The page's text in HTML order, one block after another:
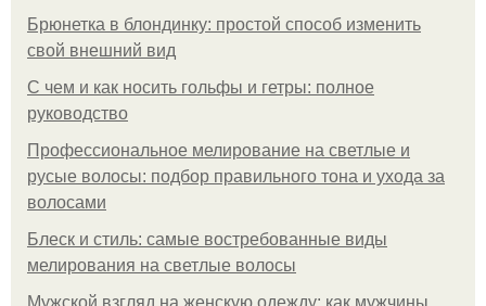
Брюнетка в блондинку: простой способ изменить
свой внешний вид
С чем и как носить гольфы и гетры: полное
руководство
Профессиональное мелирование на светлые и
русые волосы: подбор правильного тона и ухода за
волосами
Блеск и стиль: самые востребованные виды
мелирования на светлые волосы
Мужской взгляд на женскую одежду: как мужчины